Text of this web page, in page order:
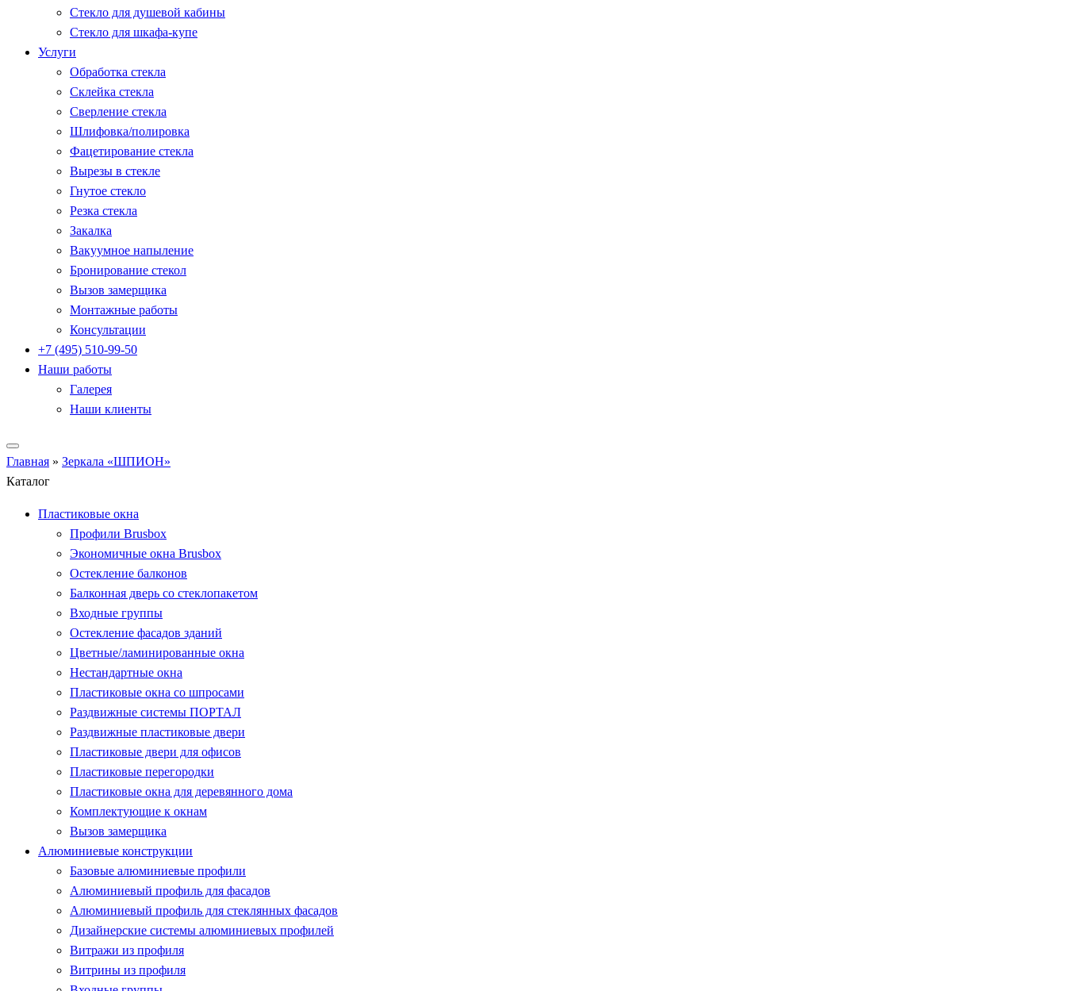
Стекло для душевой кабины
Стекло для шкафа-купе
Услуги
Обработка стекла
Склейка стекла
Сверление стекла
Шлифовка/полировка
Фацетирование стекла
Вырезы в стекле
Гнутое стекло
Резка стекла
Закалка
Вакуумное напыление
Бронирование стекол
Вызов замерщика
Монтажные работы
Консультации
+7 (495) 510-99-50
Наши работы
Галерея
Наши клиенты
Главная » Зеркала «ШПИОН»
Каталог
Пластиковые окна
Профили Brusbox
Экономичные окна Brusbox
Остекление балконов
Балконная дверь со стеклопакетом
Входные группы
Остекление фасадов зданий
Цветные/ламинированные окна
Нестандартные окна
Пластиковые окна со шпросами
Раздвижные системы ПОРТАЛ
Раздвижные пластиковые двери
Пластиковые двери для офисов
Пластиковые перегородки
Пластиковые окна для деревянного дома
Комплектующие к окнам
Вызов замерщика
Алюминиевые конструкции
Базовые алюминиевые профили
Алюминиевый профиль для фасадов
Алюминиевый профиль для стеклянных фасадов
Дизайнерские системы алюминиевых профилей
Витражи из профиля
Витрины из профиля